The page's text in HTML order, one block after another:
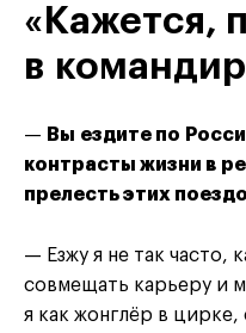
«Кажется,
в
— Вы ездите по
контрасты жизни в
прелесть этих
— Езжу я не так часто,
совмещать карьеру и
я как жонглёр в цирке,